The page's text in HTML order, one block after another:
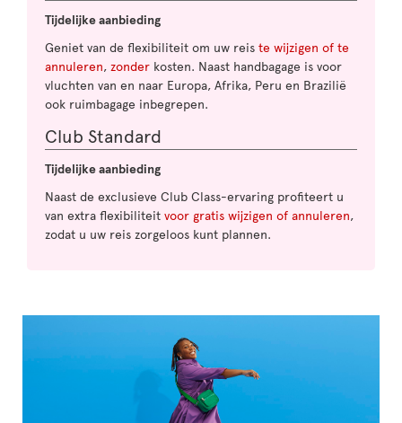
Tijdelijke aanbieding
Geniet van de flexibiliteit om uw reis te wijzigen of te
annuleren, zonder kosten. Naast handbagage is voor
vluchten van en naar Europa, Afrika, Peru en Brazilië
ook ruimbagage inbegrepen.
Club Standard
Tijdelijke aanbieding
Naast de exclusieve Club Class-ervaring profiteert u
van extra flexibiliteit voor gratis wijzigen of annuleren,
zodat u uw reis zorgeloos kunt plannen.